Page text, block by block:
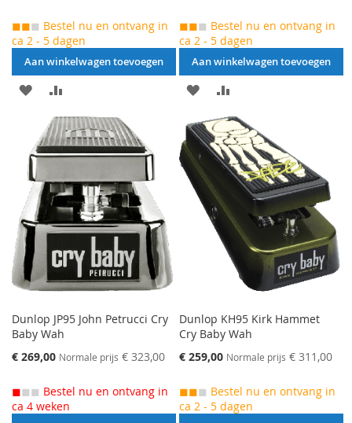
◼◼◼ Bestel nu en ontvang in
ca 2 - 5 dagen
Aan winkelwagen toevoegen
AAN
VERLANGLIJST
TOEVOEGEN
TOE
OM
VERGELIJKEN
◼◼◼ Bestel nu en ontvang in
ca 2 - 5 dagen
Aan winkelwagen toevoegen
AAN
VERLANGLIJST
TOEVOEGEN
TOE
OM
TE
VERGELIJKEN
Dunlop JP95 John Petrucci Cry
Baby Wah
Speciale
€ 269,00 Normale prijs € 323,00
◼◼◼ Bestel nu en ontvang in
ca 4 weken
Dunlop KH95 Kirk Hammet
Cry Baby Wah
Speciale
€ 259,00 Normale prijs € 311,00
◼◼◼ Bestel nu en ontvang in
ca 2 - 5 dagen